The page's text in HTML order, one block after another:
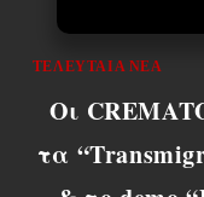
ΤΕΛΕΥΤΑΊΑ ΝΈΑ
Οι
τα